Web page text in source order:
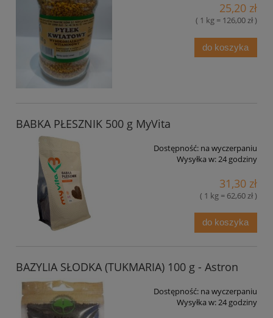
25,20 zł
( 1 kg = 126,00 zł )
do koszyka
BABKA PŁESZNIK 500 g MyVita
Dostępność: na wyczerpaniu
Wysyłka w:24 godziny
31,30 zł
( 1 kg = 62,60 zł )
do koszyka
BAZYLIA SŁODKA (TUKMARIA) 100 g - Astron
Dostępność: na wyczerpaniu
Wysyłka w:24 godziny